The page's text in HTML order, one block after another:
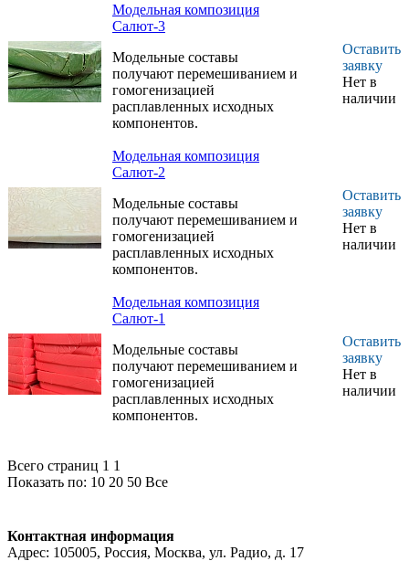
Модельная композиция
Салют-3
Модельные составы
получают перемешиванием и
гомогенизацией
расплавленных исходных
компонентов.
Оставить
заявку
Нет в
наличии
Модельная композиция
Салют-2
Модельные составы
получают перемешиванием и
гомогенизацией
расплавленных исходных
компонентов.
Оставить
заявку
Нет в
наличии
Модельная композиция
Салют-1
Модельные составы
получают перемешиванием и
гомогенизацией
расплавленных исходных
компонентов.
Оставить
заявку
Нет в
наличии
Всего страниц 1 1
Показать по: 10 20 50 Все
Контактная информация
Адрес: 105005, Россия, Москва, ул. Радио, д. 17